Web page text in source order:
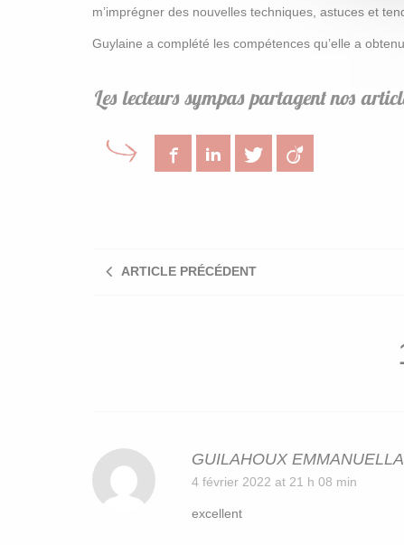
m’imprégner des nouvelles techniques, astuces et
Guylaine a complété les compétences qu’elle a
Les lecteurs sympas partagent nos
FacebookLinkedIn Twitter
ARTICLE PRÉCÉDENT
GUILAHOUX EMMANUELLA
4 février 2022 at 21 h 08 min
excellent